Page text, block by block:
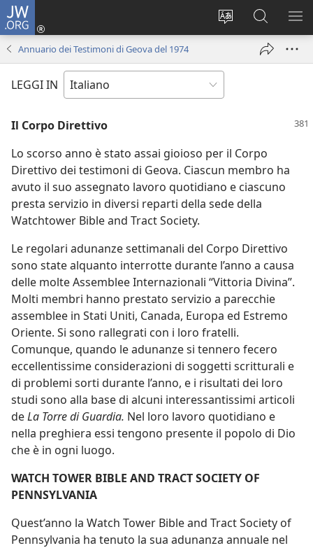
JW.ORG
Modificare
Accedi
(apre
finestra)
Cerca
in
JW.ORG
Annuario dei Testimoni di Geova del 1974
LEGGI IN
Il Corpo Direttivo
Lo scorso anno è stato assai gioioso per il Corpo
Direttivo dei testimoni di Geova. Ciascun membro ha
avuto il suo assegnato lavoro quotidiano e ciascuno
presta servizio in diversi reparti della sede della
Watchtower Bible and Tract Society.
Le regolari adunanze settimanali del Corpo Direttivo
sono state alquanto interrotte durante l’anno a causa
delle molte Assemblee Internazionali “Vittoria Divina”.
Molti membri hanno prestato servizio a parecchie
assemblee in Stati Uniti, Canada, Europa ed Estremo
Oriente. Si sono rallegrati con i loro fratelli.
Comunque, quando le adunanze si tennero fecero
eccellentissime considerazioni di soggetti scritturali e
di problemi sorti durante l’anno, e i risultati dei loro
studi sono alla base di alcuni interessantissimi articoli
deLa Torre di Guardia. Nel loro lavoro quotidiano e
nella preghiera essi tengono presente il popolo di Dio
che è in ogni luogo.
WATCH TOWER BIBLE AND TRACT SOCIETY OF
PENNSYLVANIA
Quest’anno la Watch Tower Bible and Tract Society of
Pennsylvania ha tenuto la sua adunanza annuale nel